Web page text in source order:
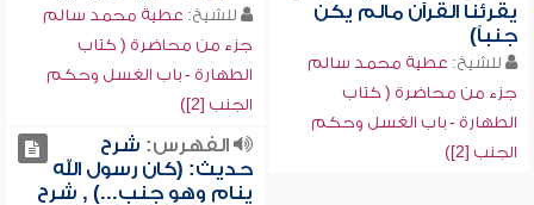
يقرئنا القرآن مالم يكن
جنباً)
للشيخ: عطية محمد سالم
جزء من محاضرة ( كتاب
الطهارة - باب الغسل وحكم
الجنب [2])
للشيخ: عطية محمد سالم
جزء من محاضرة ( كتاب
الطهارة - باب الغسل وحكم
الجنب [2])
الفهرس: شرح
حديث: (كان رسول الله
ينام وهو جنب...) , شرح